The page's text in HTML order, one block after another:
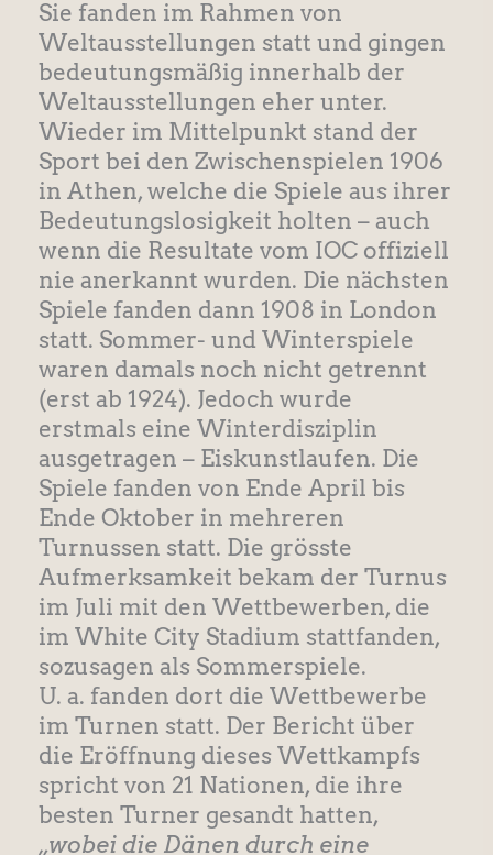
Sie fanden im Rahmen von
Weltausstellungen statt und gingen
bedeutungsmäßig innerhalb der
Weltausstellungen eher unter.
Wieder im Mittelpunkt stand der
Sport bei den Zwischenspielen 1906
in Athen, welche die Spiele aus ihrer
Bedeutungslosigkeit holten – auch
wenn die Resultate vom IOC offiziell
nie anerkannt wurden. Die nächsten
Spiele fanden dann 1908 in London
statt. Sommer- und Winterspiele
waren damals noch nicht getrennt
(erst ab 1924). Jedoch wurde
erstmals eine Winterdisziplin
ausgetragen – Eiskunstlaufen. Die
Spiele fanden von Ende April bis
Ende Oktober in mehreren
Turnussen statt. Die grösste
Aufmerksamkeit bekam der Turnus
im Juli mit den Wettbewerben, die
im White City Stadium stattfanden,
sozusagen als Sommerspiele.
U. a. fanden dort die Wettbewerbe
im Turnen statt. Der Bericht über
die Eröffnung dieses Wettkampfs
spricht von 21 Nationen, die ihre
besten Turner gesandt hatten,
„wobei die Dänen durch eine